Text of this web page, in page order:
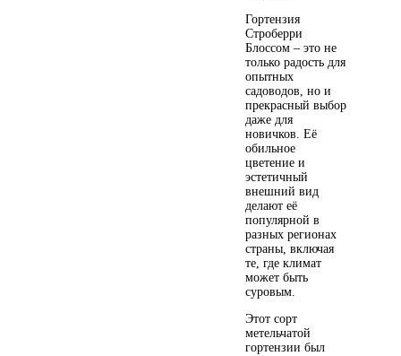
Гортензия
Строберри
Блоссом – это не
только радость для
опытных
садоводов, но и
прекрасный выбор
даже для
новичков. Её
обильное
цветение и
эстетичный
внешний вид
делают её
популярной в
разных регионах
страны, включая
те, где климат
может быть
суровым.
Этот сорт
метельчатой
гортензии был